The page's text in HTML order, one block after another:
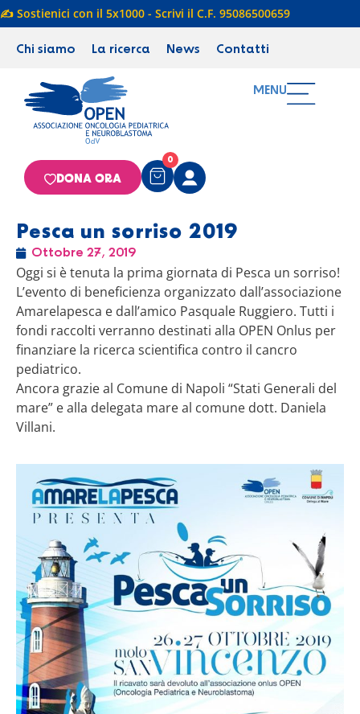
✍️ Sostienici con il 5x1000 - Scrivi il C.F. 95086500659
Chi siamo La ricerca News Contatti
MENU
0
DONA ORA
Pesca un sorriso 2019
Ottobre 27, 2019
Oggi si è tenuta la prima giornata di Pesca un sorriso!
L’evento di beneficienza organizzato dall’associazione
Amarelapesca e dall’amico Pasquale Ruggiero. Tutti i
fondi raccolti verranno destinati alla OPEN Onlus per
finanziare la ricerca scientifica contro il cancro
pediatrico.
Ancora grazie al Comune di Napoli “Stati Generali del
mare” e alla delegata mare al comune dott. Daniela
Villani.